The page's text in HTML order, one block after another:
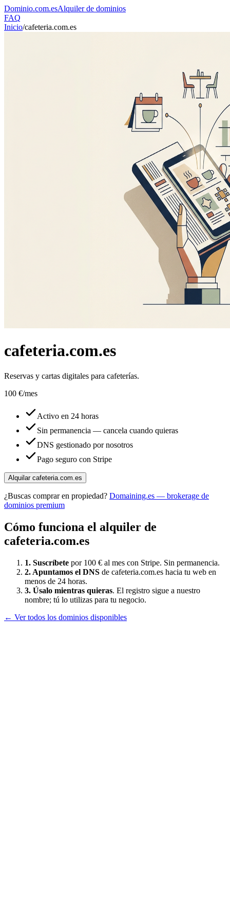
Dominio.com.esAlquiler de dominios
FAQ
Inicio/cafeteria.com.es
cafeteria.com.es
Reservas y cartas digitales para cafeterías.
100 €/mes
Activo en 24 horas
Sin permanencia — cancela cuando quieras
DNS gestionado por nosotros
Pago seguro con Stripe
Alquilar cafeteria.com.es
¿Buscas comprar en propiedad? Domaining.es — brokerage de
dominios premium
Cómo funciona el alquiler de
cafeteria.com.es
1. Suscríbete por 100 € al mes con Stripe. Sin permanencia.
2. Apuntamos el DNS de cafeteria.com.es hacia tu web en
menos de 24 horas.
3. Úsalo mientras quieras. El registro sigue a nuestro
nombre; tú lo utilizas para tu negocio.
← Ver todos los dominios disponibles